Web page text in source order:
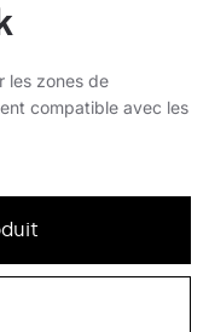
les zones de
compatible avec les